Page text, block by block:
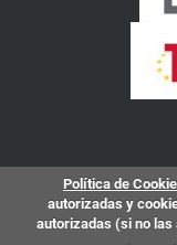
Política de
autorizadas y
autorizadas (si no